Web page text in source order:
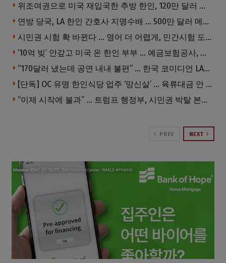
위조여권으로 미국 재입국한 추방 한인, 120만 달러 은행 사기 행각
연방 당국, LA 한인 간호사 지명수배 … 500만 달러 메디캐어 사기, 선고 직전 한국 도주
시민권 시험 확 바뀐다 … 영어 더 어렵게, 민간시험 도입 추진
’10억 빚’ 안갚고 미국 온 한인 부부 … 예금보험공사, 미국서 소송
“170달러 냈는데 공연 내내 불편” … 한국 코미디언 LA공연, 음향 불량에 외모 비하 개그 논란
[단독] OC 유명 한인식당 업주 ‘망신살’ … 육류대금 안 갚자 식당서 공개추심
“이제 시작에 불과” … 트럼프 행정부, 시민권 박탈 본격화
PREV NEXT